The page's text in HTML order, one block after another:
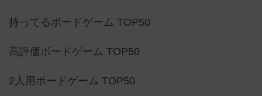
持ってるボードゲーム TOP50
高評価ボードゲーム TOP50
2人用ボードゲーム TOP50